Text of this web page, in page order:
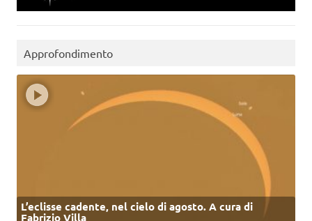
Approfondimento
L’eclisse cadente, nel cielo di agosto. A cura di
Fabrizio Villa